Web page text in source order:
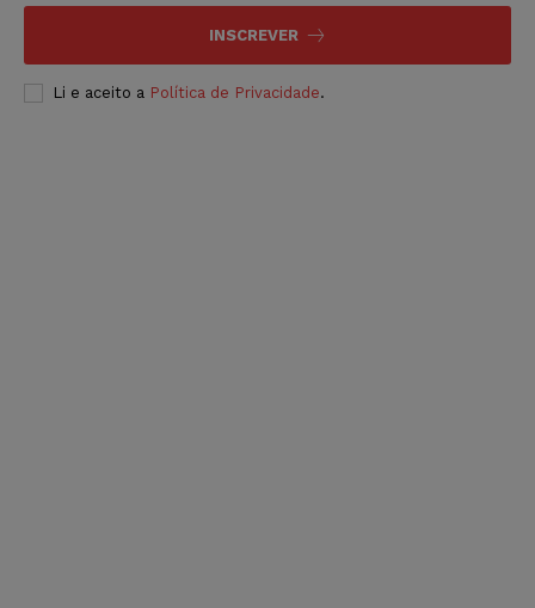
INSCREVER
Li e aceito a Política de Privacidade.